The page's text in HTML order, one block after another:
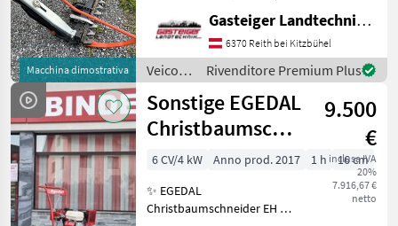
Macchina dimostrativa
Altri accessori non sono un
problema!!!!! Doppia lama
Veicoli agricoli a motore
Moto
Gasteiger Landtechnik GmbH
6370 Reith bei Kitzbühel
Veicoli
agricoli
a
motore
/ Ibex
Rivenditore Premium Plus
Sonstige EGEDAL
Christbaumschneider
EH 2
9.500
€
inclusa IVA
20%
7.916,67 €
netto
6 CV/4 kW Anno prod. 2017 1 h
16 cm
✨ EGEDAL
Christbaumschneider EH 2